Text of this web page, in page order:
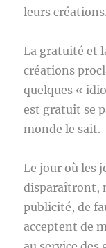
leurs créations.
La gratuité et
créations
quelques «
est gratuit se
monde le sait.
Le jour où les
disparaîtront,
publicité, de
acceptent de